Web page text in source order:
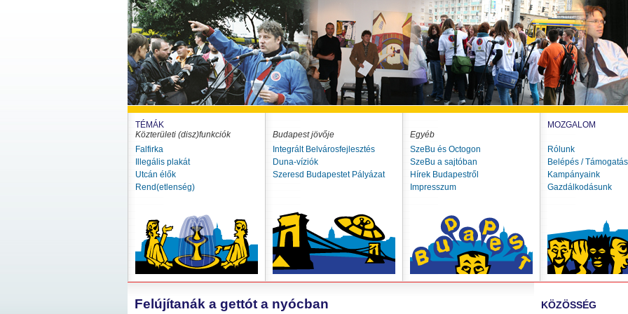
TÉMÁK
Közterületi (disz)funkciók
Falfirka
Illegális plakát
Utcán élők
Rend(etlenség)
Budapest jövője
Integrált Belvárosfejlesztés
Duna-víziók
Szeresd Budapestet Pályázat
Egyéb
SzeBu és Octogon
SzeBu a sajtóban
Hírek Budapestről
Impresszum
MOZGALOM
Rólunk
Belépés / Támogatás
Kampányaink
Gazdálkodásunk
Felújítanák a gettót a nyócban KÖZÖSSÉG